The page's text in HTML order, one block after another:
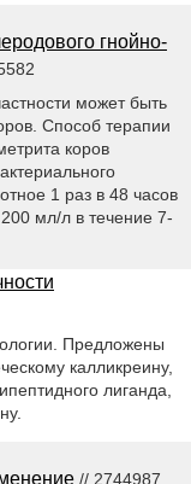
гнойно-
может быть
Способ терапии
коров
1 раз в 48 часов
мл/л в течение 7-
Предложены
калликреину,
лиганда,
// 2744987